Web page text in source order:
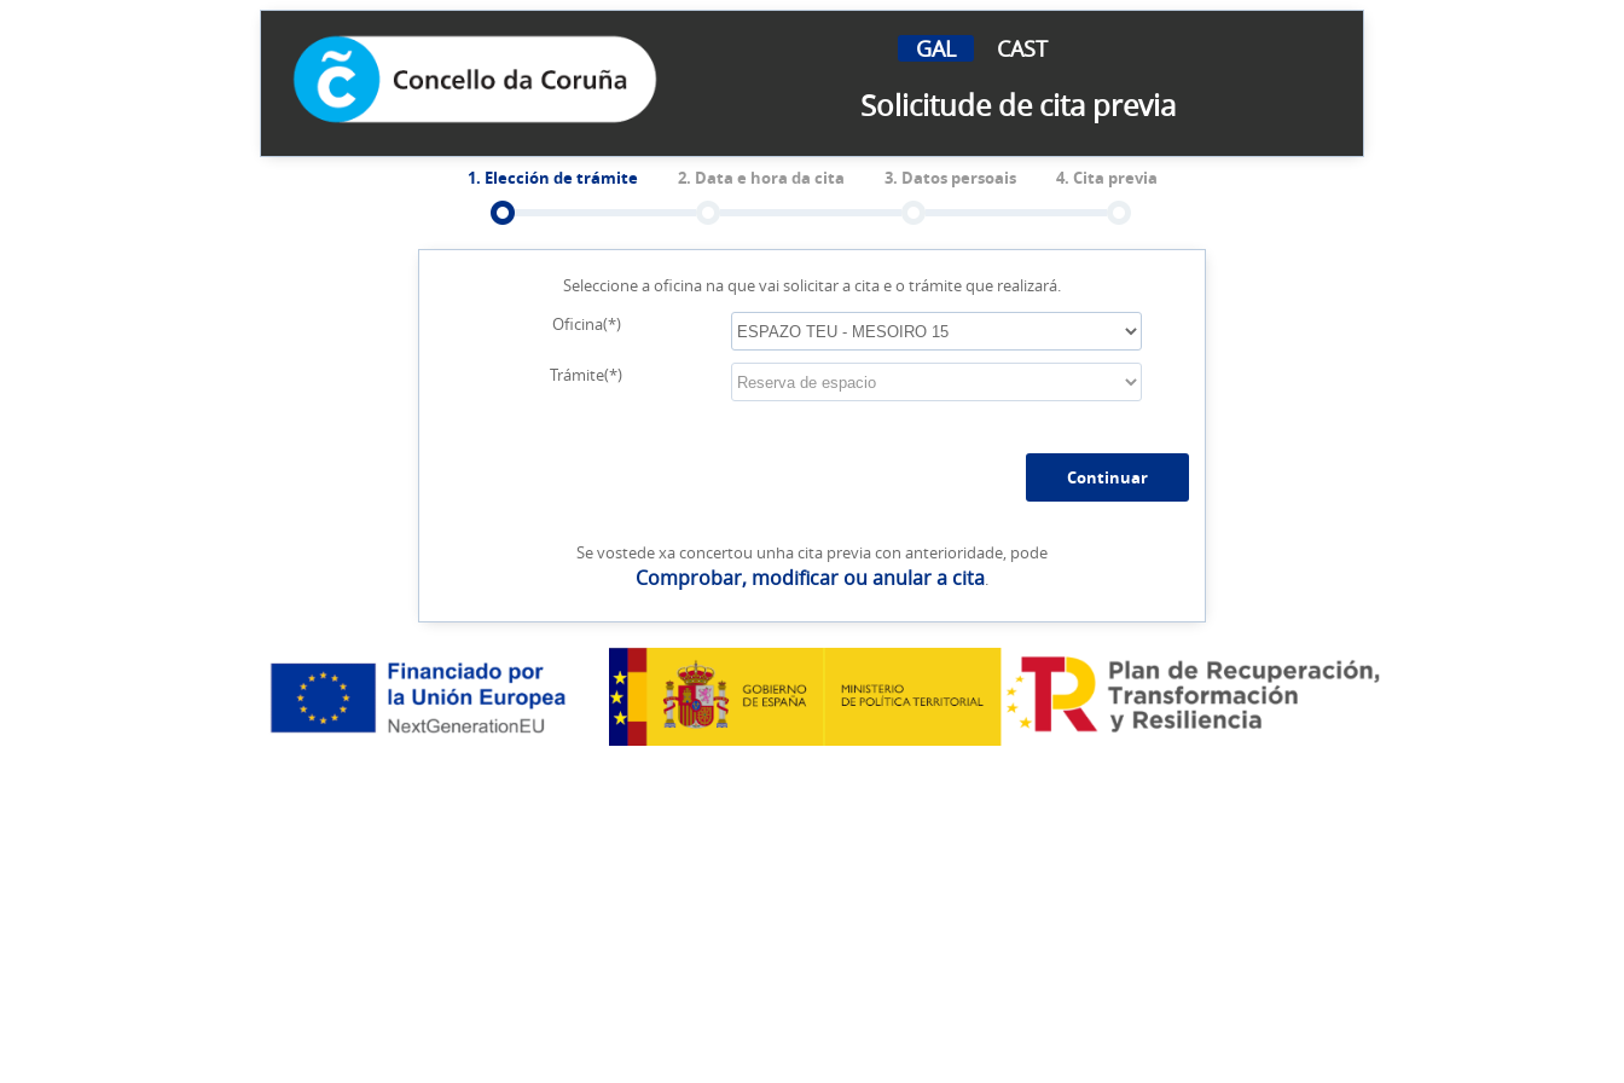
GAL CAST
Solicitude de cita previa
1. Elección de trámite 2. Data e hora da cita 3. Datos persoais 4. Cita previa
Seleccione a oficina na que vai solicitar a cita e o trámite que realizará.
Oficina(*)
Trámite(*)
Se vostede xa concertou unha cita previa con anterioridade, pode
Comprobar, modificar ou anular a cita.